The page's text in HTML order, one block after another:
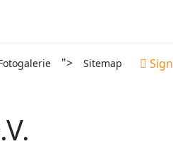
"> Sitemap